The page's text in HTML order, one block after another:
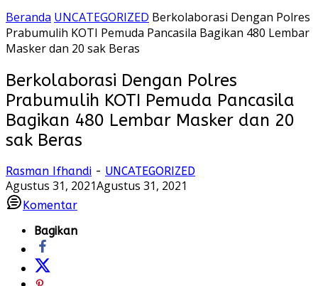
Beranda UNCATEGORIZED Berkolaborasi Dengan Polres
Prabumulih KOTI Pemuda Pancasila Bagikan 480 Lembar
Masker dan 20 sak Beras
Berkolaborasi Dengan Polres
Prabumulih KOTI Pemuda Pancasila
Bagikan 480 Lembar Masker dan 20
sak Beras
Rasman Ifhandi - UNCATEGORIZED
Agustus 31, 2021Agustus 31, 2021
Komentar
Bagikan